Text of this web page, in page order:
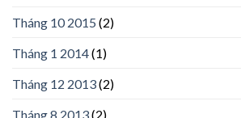
Tháng 10 2015 (2)
Tháng 1 2014(1)
Tháng 12 2013(2)
Tháng 8 2013(2)